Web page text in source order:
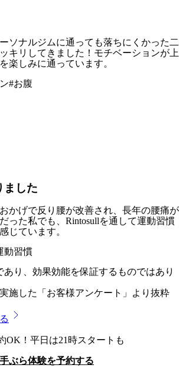
ソナルジムに通っても落ちにくかった二
キリしてきました！モチベーションが上
楽しみに通っています。
#お腹
ました
かげで反り腰が改善され、長年の腰痛が
った私でも、Rintosullを通して運動習慣
じています。
動習慣
り、効果効能を保証するものではあり
施した「お客様アンケート」より抜粋
OK！平日は21時スタートも
手ぶら体験を予約する